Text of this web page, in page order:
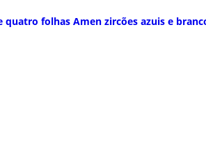
quatro folhas Amen zircões azuis e